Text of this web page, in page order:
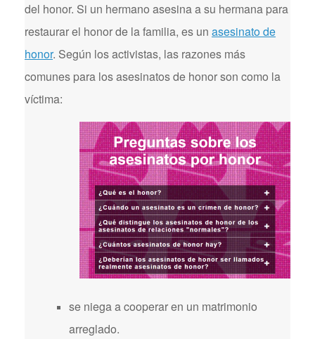
del honor. Si un hermano asesina a su hermana para
restaurar el honor de la familia, es un asesinato de
honor. Según los activistas, las razones más
comunes para los asesinatos de honor son como la
víctima:
se niega a cooperar en un matrimonio
arreglado.